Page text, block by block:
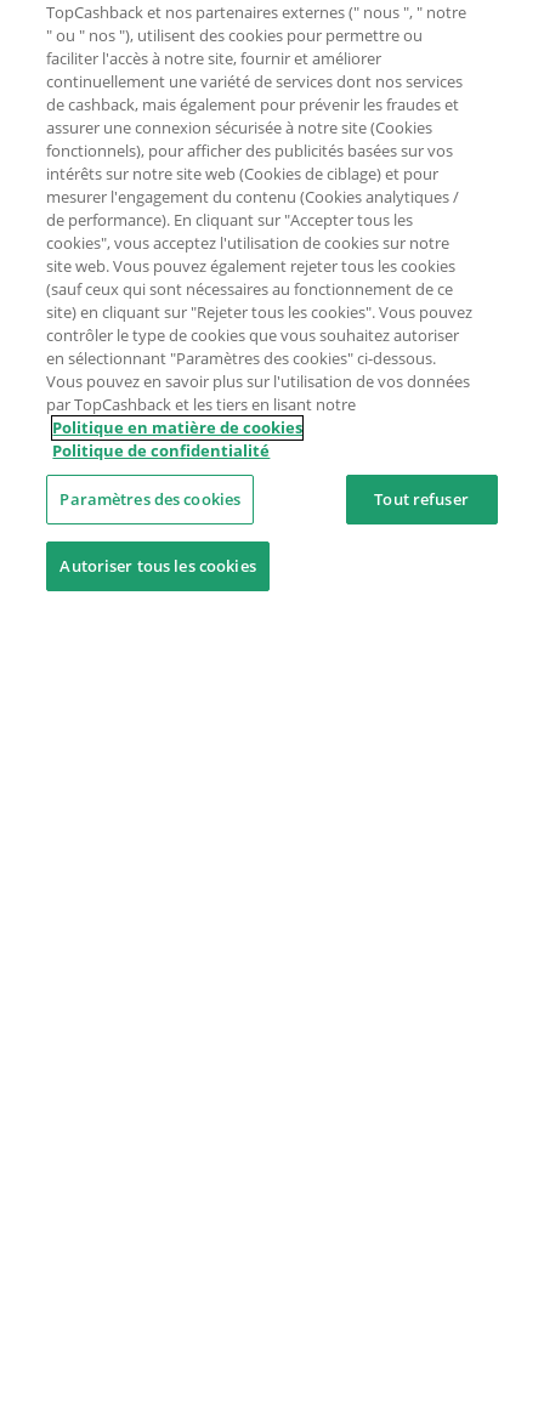
TopCashback et nos partenaires externes (" nous ", " notre
" ou " nos "), utilisent des cookies pour permettre ou
faciliter l'accès à notre site, fournir et améliorer
continuellement une variété de services dont nos services
de cashback, mais également pour prévenir les fraudes et
assurer une connexion sécurisée à notre site (Cookies
fonctionnels), pour afficher des publicités basées sur vos
intérêts sur notre site web (Cookies de ciblage) et pour
mesurer l'engagement du contenu (Cookies analytiques /
de performance). En cliquant sur "Accepter tous les
cookies", vous acceptez l'utilisation de cookies sur notre
site web. Vous pouvez également rejeter tous les cookies
(sauf ceux qui sont nécessaires au fonctionnement de ce
site) en cliquant sur "Rejeter tous les cookies". Vous pouvez
contrôler le type de cookies que vous souhaitez autoriser
en sélectionnant "Paramètres des cookies" ci-dessous.
Vous pouvez en savoir plus sur l'utilisation de vos données
par TopCashback et les tiers en lisant notre
Politique en matière de cookies
Politique de confidentialité
Paramètres des cookies Tout refuser
Autoriser tous les cookies